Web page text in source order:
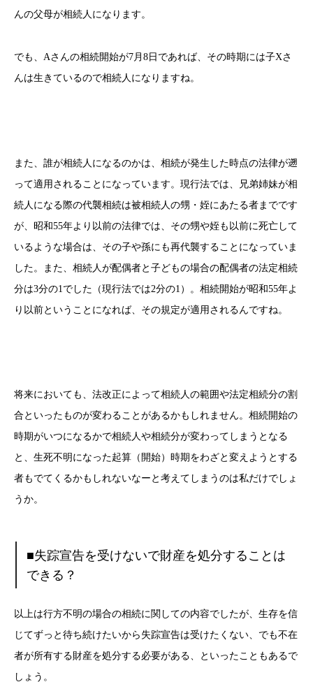
んの父母が相続人になります。
でも、Aさんの相続開始が7月8日であれば、その時期には子Xさ
んは生きているので相続人になりますね。
また、誰が相続人になるのかは、相続が発生した時点の法律が遡
って適用されることになっています。現行法では、兄弟姉妹が相
続人になる際の代襲相続は被相続人の甥・姪にあたる者までです
が、昭和55年より以前の法律では、その甥や姪も以前に死亡して
いるような場合は、その子や孫にも再代襲することになっていま
した。また、相続人が配偶者と子どもの場合の配偶者の法定相続
分は3分の1でした（現行法では2分の1）。相続開始が昭和55年よ
り以前ということになれば、その規定が適用されるんですね。
将来においても、法改正によって相続人の範囲や法定相続分の割
合といったものが変わることがあるかもしれません。相続開始の
時期がいつになるかで相続人や相続分が変わってしまうとなる
と、生死不明になった起算（開始）時期をわざと変えようとする
者もでてくるかもしれないなーと考えてしまうのは私だけでしょ
うか。
■失踪宣告を受けないで財産を処分することは
できる？
以上は行方不明の場合の相続に関しての内容でしたが、生存を信
じてずっと待ち続けたいから失踪宣告は受けたくない、でも不在
者が所有する財産を処分する必要がある、といったこともあるで
しょう。